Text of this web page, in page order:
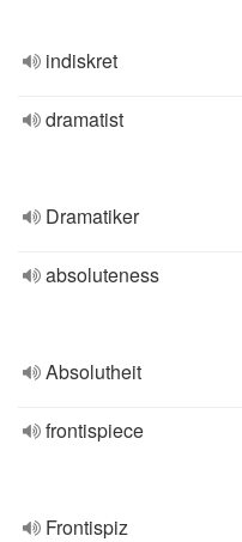
indiskret
dramatist
Dramatiker
absoluteness
Absolutheit
frontispiece
Frontispiz